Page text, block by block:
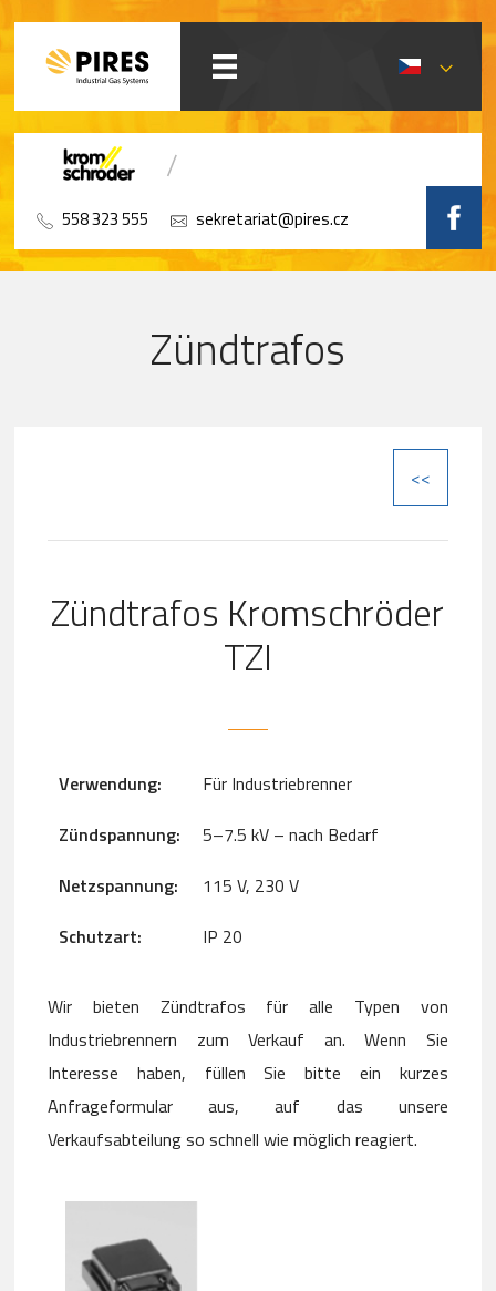
558 323 555 sekretariat@pires.cz
Zündtrafos
<<
Zündtrafos Kromschröder
TZI
Verwendung:
Für Industriebrenner
Zündspannung:
5–7.5 kV – nach Bedarf
Netzspannung:
115 V, 230 V
Schutzart: IP 20
Wir bieten Zündtrafos für alle Typen von
Industriebrennern zum Verkauf an. Wenn Sie
Interesse haben, füllen Sie bitte ein kurzes
Anfrageformular aus, auf das unsere
Verkaufsabteilung so schnell wie möglich reagiert.